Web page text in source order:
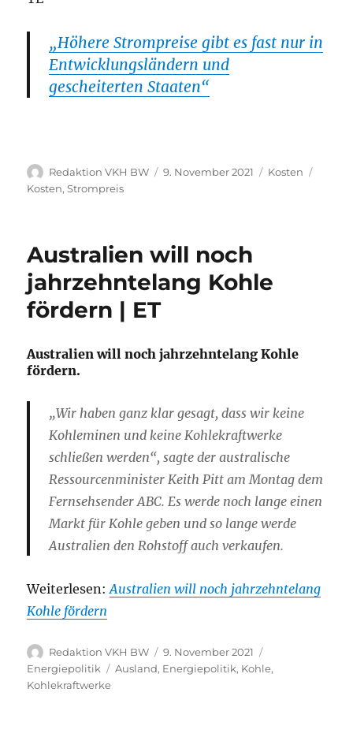
„Höhere Strompreise gibt es fast nur in
Entwicklungsländern und
gescheiterten Staaten“
Autor
Redaktion VKH BW
Veröffentlicht
9. November 2021 Kategorien
Kosten
Kosten,Strompreis
Australien will noch
jahrzehntelang Kohle
fördern | ET
Australien will noch jahrzehntelang Kohle
fördern.
„Wir haben ganz klar gesagt, dass wir keine
Kohleminen und keine Kohlekraftwerke
schließen werden“, sagte der australische
Ressourcenminister Keith Pitt am Montag dem
Fernsehsender ABC. Es werde noch lange einen
Markt für Kohle geben und so lange werde
Australien den Rohstoff auch verkaufen.
Weiterlesen:Australien will noch jahrzehntelang
Kohle fördern
Autor
Redaktion VKH BW
Veröffentlicht
am
9. November 2021
Energiepolitik
Schlagwörter
Ausland, Energiepolitik, Kohle,
Kohlekraftwerke